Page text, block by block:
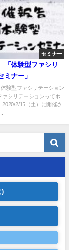
セミナー
「体験型ファシリ
ミナー」
体験型ファシリテーション
ァシリテーションってホ
2020/2/15（土）に開催さ
)